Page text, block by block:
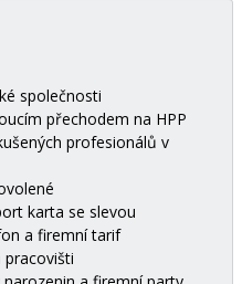
společnosti
přechodem na HPP
profesionálů v
karta se slevou
a firemní tarif
pracovišti